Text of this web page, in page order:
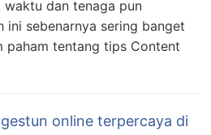
dan tenaga pun
ini sebenarnya sering banget
paham tentang tips Content
gestun online terpercaya di